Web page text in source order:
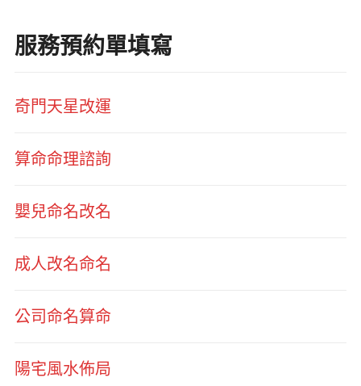
服務預約單填寫
奇門天星改運
算命命理諮詢
嬰兒命名改名
成人改名命名
公司命名算命
陽宅風水佈局